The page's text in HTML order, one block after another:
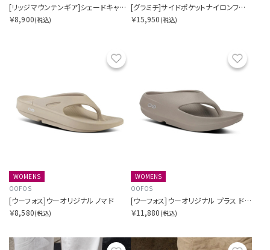
[リッジマウンテンギア]シェードキャップ
￥8,900(税込)
[グラミチ]サイドポケットナイロンフレアパンツ SORA別注
￥15,950 (税込)
お気に入り
WOMENS
OOFOS
[ウーフォス]ウーオリジナル ノマド
￥8,580(税込)
WOMENS
OOFOS
[ウーフォス]ウーオリジナル プラス ドリフトウッド
￥11,880 (税込)